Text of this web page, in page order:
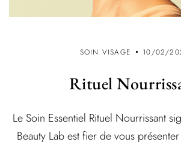
SOIN VISAGE 10/02/
Rituel
Le Soin Essentiel Rituel Nourrissant
Beauty Lab est fier de vous